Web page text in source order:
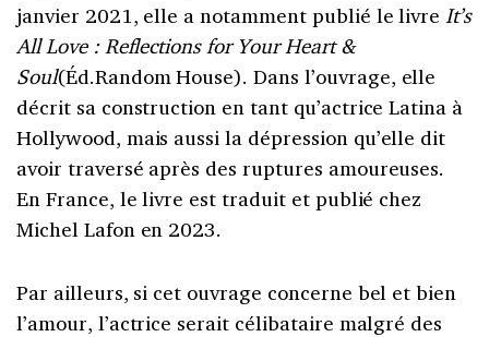
janvier 2021, elle a notamment publié le livreIt’s
All Love : Reflections for Your Heart &
Soul(Éd.Random House). Dans l’ouvrage, elle
décrit sa construction en tant qu’actrice Latina à
Hollywood, mais aussi la dépression qu’elle dit
avoir traversé après des ruptures amoureuses.
En France, le livre est traduit et publié chez
Michel Lafon en 2023.
Par ailleurs, si cet ouvrage concerne bel et bien
l’amour, l’actrice serait célibataire malgré des